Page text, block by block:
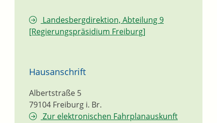
Landesbergdirektion, Abteilung 9
[Regierungspräsidium Freiburg]
Hausanschrift
Albertstraße 5
79104 Freiburg i. Br.
Zur elektronischen Fahrplanauskunft